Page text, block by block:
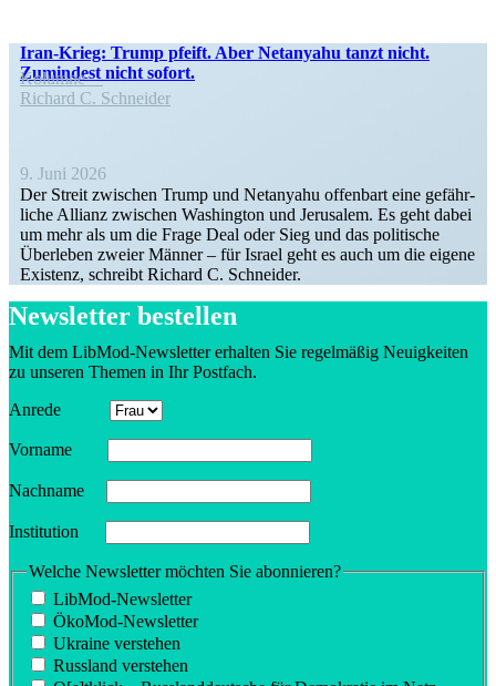
Iran-Krieg: Trump pfeift. Aber Netanyahu tanzt nicht.
Zumindest nicht sofort.
Kolumne
Richard C. Schneider
9. Juni 2026
Der Streit zwischen Trump und Netanyahu offenbart eine gefähr­
liche Allianz zwischen Washington und Jerusalem. Es geht dabei
um mehr als um die Frage Deal oder Sieg und das politische
Überleben zweier Männer – für Israel geht es auch um die eigene
Existenz, schreibt Richard C. Schneider.
Newsletter bestellen
Mit dem LibMod-Newsletter erhalten Sie regel­mäßig Neuig­keiten
zu unseren Themen in Ihr Postfach.
Anrede
Vorname
Nachname
Insti­tution
Welche Newsletter möchten Sie abonnieren?
LibMod-Newsletter
ÖkoMod-Newsletter
Ukraine verstehen
Russland verstehen